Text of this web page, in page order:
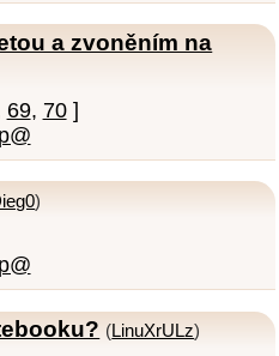
a zvoněním na
69, 70]
)
(LinuXrULz)